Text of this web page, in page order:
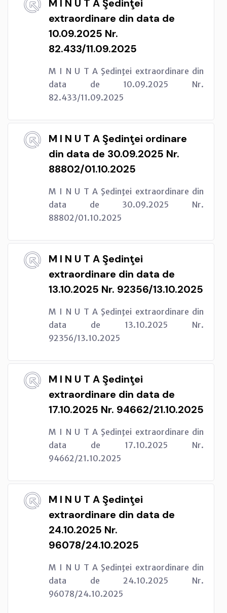
M I N U T A Şedinţei
extraordinare din data de
10.09.2025 Nr.
82.433/11.09.2025
M I N U T A Şedinţei extraordinare din
data de 10.09.2025 Nr.
82.433/11.09.2025
M I N U T A Şedinţei ordinare
din data de 30.09.2025 Nr.
88802/01.10.2025
M I N U T A Şedinţei extraordinare din
data de 30.09.2025 Nr.
88802/01.10.2025
M I N U T A Şedinţei
extraordinare din data de
13.10.2025 Nr. 92356/13.10.2025
M I N U T A Şedinţei extraordinare din
data de 13.10.2025 Nr.
92356/13.10.2025
M I N U T A Şedinţei
extraordinare din data de
17.10.2025 Nr. 94662/21.10.2025
M I N U T A Şedinţei extraordinare din
data de 17.10.2025 Nr.
94662/21.10.2025
M I N U T A Şedinţei
extraordinare din data de
24.10.2025 Nr.
96078/24.10.2025
M I N U T A Şedinţei extraordinare din
data de 24.10.2025 Nr.
96078/24.10.2025